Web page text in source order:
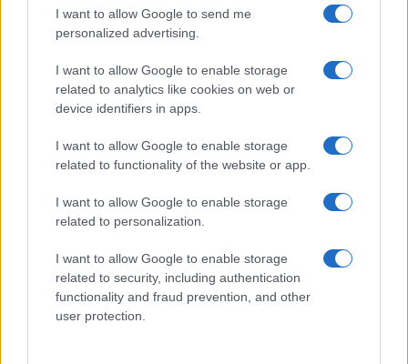
I want to allow Google to send me
personalized advertising.
I want to allow Google to enable storage
related to analytics like cookies on web or
device identifiers in apps.
I want to allow Google to enable storage
related to functionality of the website or app.
I want to allow Google to enable storage
related to personalization.
I want to allow Google to enable storage
related to security, including authentication
functionality and fraud prevention, and other
user protection.
sempre più all’interno diprocessi produttivi
, dove sistemi di intelligenza artificiale e
operatori umani collaborano in catene operative
altamente automatizzate.
Il vero cambiamento, però, non riguarda soltanto
gli strumenti ma l’organizzazione delle aziende.
Fabio Moioli, advisor di Spencer Stuart, ha
spiegato che “la tecnologia è la parte facile; il vero
strutture dei team, che pesa per il 70% del
successo”. In uno scenario ad alta automazione, il
lavoro umano tende a concentrarsi sulle attività